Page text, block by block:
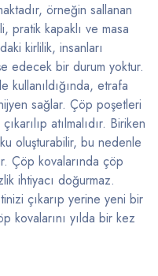
örneğin sallanan
pratik kapaklı ve masa
kirlilik, insanları
edecek bir durum yoktur.
kullanıldığında, etrafa
sağlar. Çöp poşetleri
atılmalıdır. Biriken
oluşturabilir, bu nedenle
Çöp kovalarında çöp
ihtiyacı doğurmaz.
çıkarıp yerine yeni bir
kovalarını yılda bir kez